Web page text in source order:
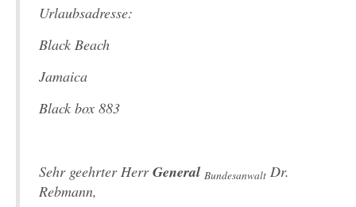
Urlaubsadresse:
Black Beach
Jamaica
Black box 883
Sehr geehrter HerrGeneral Bundesanwalt Dr.
Rebmann,